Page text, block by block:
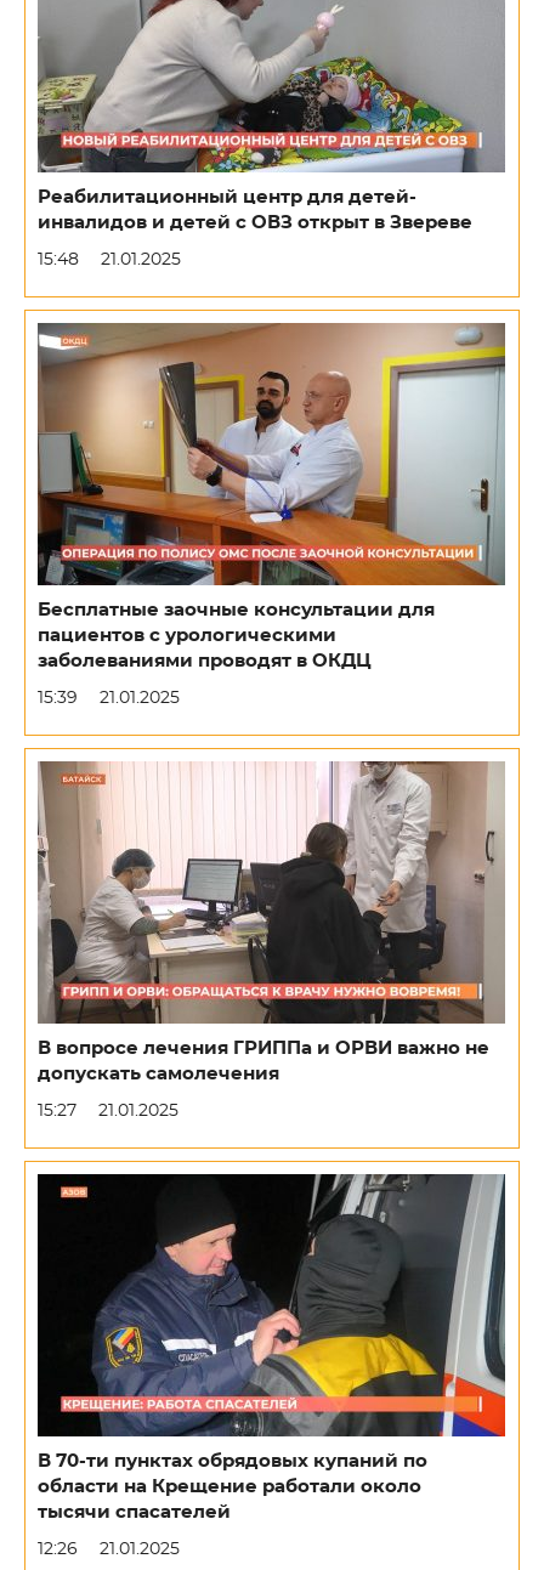
Реабилитационный центр для детей-
инвалидов и детей с ОВЗ открыт в Звереве
15:48 21.01.2025
Бесплатные заочные консультации для
пациентов с урологическими
заболеваниями проводят в ОКДЦ
15:39 21.01.2025
В вопросе лечения ГРИППа и ОРВИ важно не
допускать самолечения
15:27 21.01.2025
В 70-ти пунктах обрядовых купаний по
области на Крещение работали около
тысячи спасателей
12:26 21.01.2025